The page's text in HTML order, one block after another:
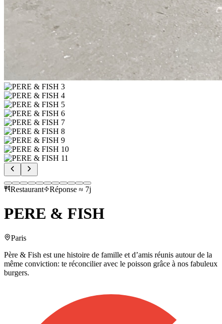
Restaurant Réponse ≈ 7j
PERE & FISH
Paris
Père & Fish est une histoire de famille et d’amis réunis autour de la
même conviction: te réconcilier avec le poisson grâce à nos fabuleux
burgers.